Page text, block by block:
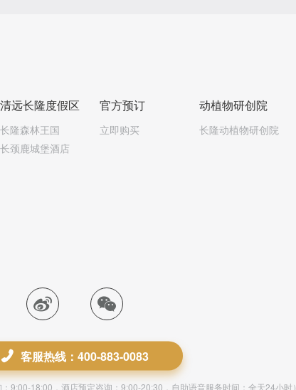
清远长隆度假区
长隆森林王国
长颈鹿城堡酒店
官方预订
立即购买
动植物研创院
长隆动植物研创院
客服热线：400-883-0083
9:00-18:00，酒店预定咨询：9:00-20:30，自助语音服务时间：全天24小时）